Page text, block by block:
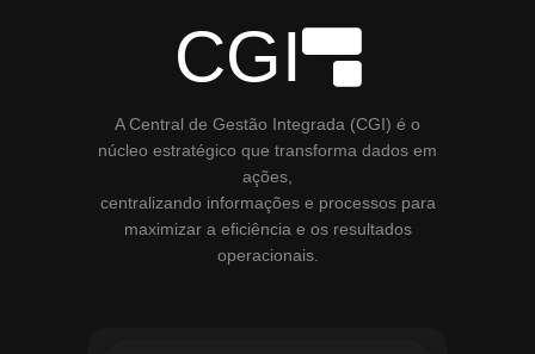
CGI
A Central de Gestão Integrada (CGI) é o
núcleo estratégico que transforma dados em
ações,
centralizando informações e processos para
maximizar a eficiência e os resultados
operacionais.